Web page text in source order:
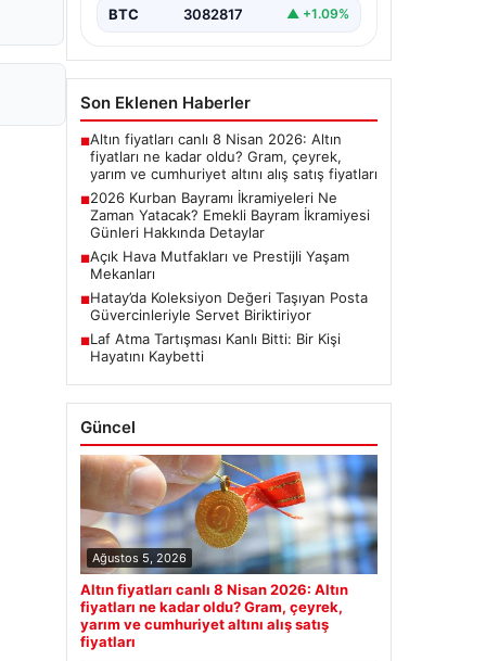
bayram ikramiyelerinin ne…
BTC 3082817 ▲ +1.09%
Son Eklenen Haberler
■Altın fiyatları canlı 8 Nisan 2026: Altın
fiyatları ne kadar oldu? Gram, çeyrek,
yarım ve cumhuriyet altını alış satış fiyatları
■2026 Kurban Bayramı İkramiyeleri Ne
Zaman Yatacak? Emekli Bayram İkramiyesi
Günleri Hakkında Detaylar
■Açık Hava Mutfakları ve Prestijli Yaşam
Mekanları
■Hatay’da Koleksiyon Değeri Taşıyan Posta
Güvercinleriyle Servet Biriktiriyor
■Laf Atma Tartışması Kanlı Bitti: Bir Kişi
Hayatını Kaybetti
Güncel
Ağustos 5, 2026
Altın fiyatları canlı 8 Nisan 2026: Altın
fiyatları ne kadar oldu? Gram, çeyrek,
yarım ve cumhuriyet altını alış satış
fiyatları